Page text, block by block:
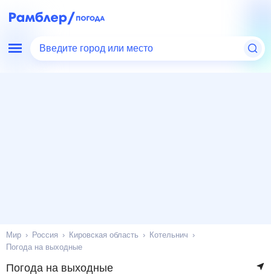
Введите город или место
Мир Россия Кировская область
Котельнич
Погода на выходные
Погода на выходные